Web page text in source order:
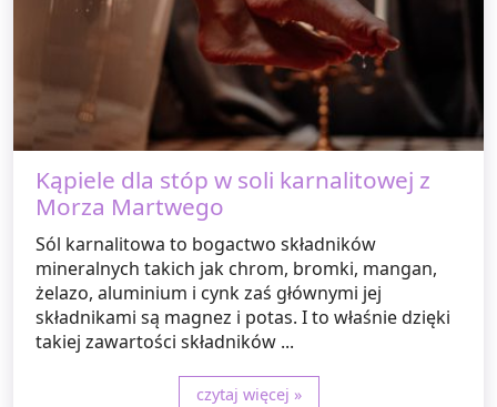
Kąpiele dla stóp w soli karnalitowej z
Morza Martwego
Sól karnalitowa to bogactwo składników
mineralnych takich jak chrom, bromki, mangan,
żelazo, aluminium i cynk zaś głównymi jej
składnikami są magnez i potas. I to właśnie dzięki
takiej zawartości składników ...
czytaj więcej »